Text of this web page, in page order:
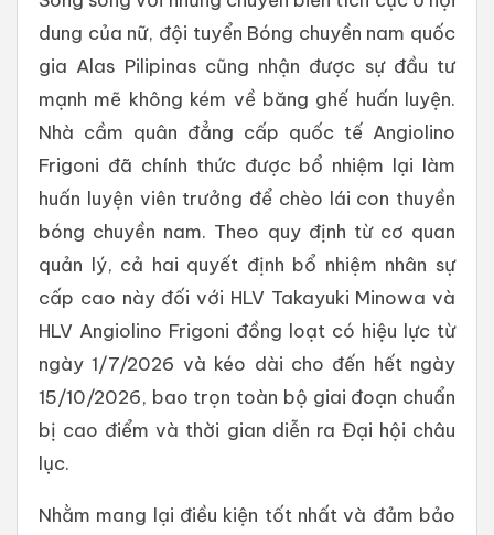
dung của nữ, đội tuyển Bóng chuyền nam quốc
gia Alas Pilipinas cũng nhận được sự đầu tư
mạnh mẽ không kém về băng ghế huấn luyện.
Nhà cầm quân đẳng cấp quốc tế Angiolino
Frigoni đã chính thức được bổ nhiệm lại làm
huấn luyện viên trưởng để chèo lái con thuyền
bóng chuyền nam. Theo quy định từ cơ quan
quản lý, cả hai quyết định bổ nhiệm nhân sự
cấp cao này đối với HLV Takayuki Minowa và
HLV Angiolino Frigoni đồng loạt có hiệu lực từ
ngày 1/7/2026 và kéo dài cho đến hết ngày
15/10/2026, bao trọn toàn bộ giai đoạn chuẩn
bị cao điểm và thời gian diễn ra Đại hội châu
lục.
Nhằm mang lại điều kiện tốt nhất và đảm bảo